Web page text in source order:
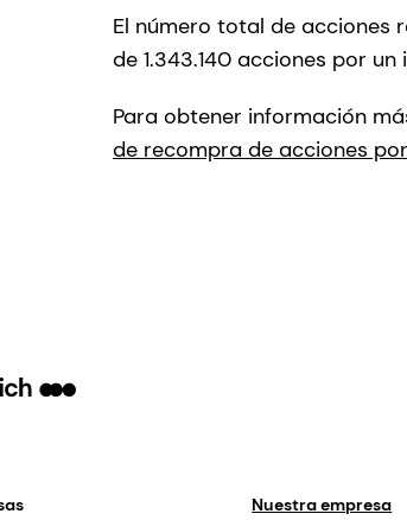
El número total de acciones
de 1.343.140 acciones por
Para obtener información
de recompra de acciones
Nuestra empresa